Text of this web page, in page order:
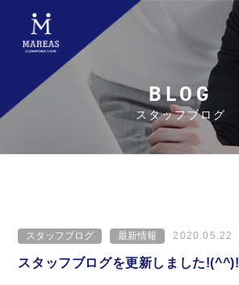
BLOG
スタッフブログ
スタッフブログ 最新情報 2020.05.22
スタッフブログを更新しました!(^^)!